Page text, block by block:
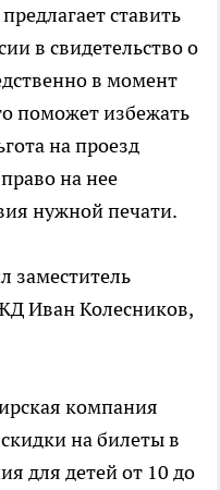
ставить
в свидетельство о
в момент
поможет избежать
на проезд
на нее
нужной печати.
заместитель
Иван Колесников,
компания
на билеты в
для детей от 10 до